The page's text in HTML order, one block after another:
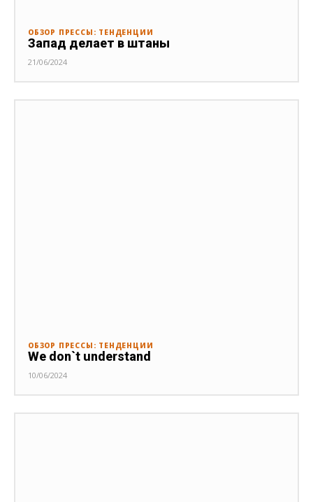
ОБЗОР ПРЕССЫ: ТЕНДЕНЦИИ
Запад делает в штаны
21/06/2024
ОБЗОР ПРЕССЫ: ТЕНДЕНЦИИ
We don`t understand
10/06/2024